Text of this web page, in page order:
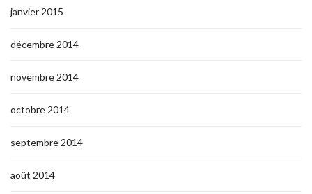
janvier 2015
décembre 2014
novembre 2014
octobre 2014
septembre 2014
août 2014